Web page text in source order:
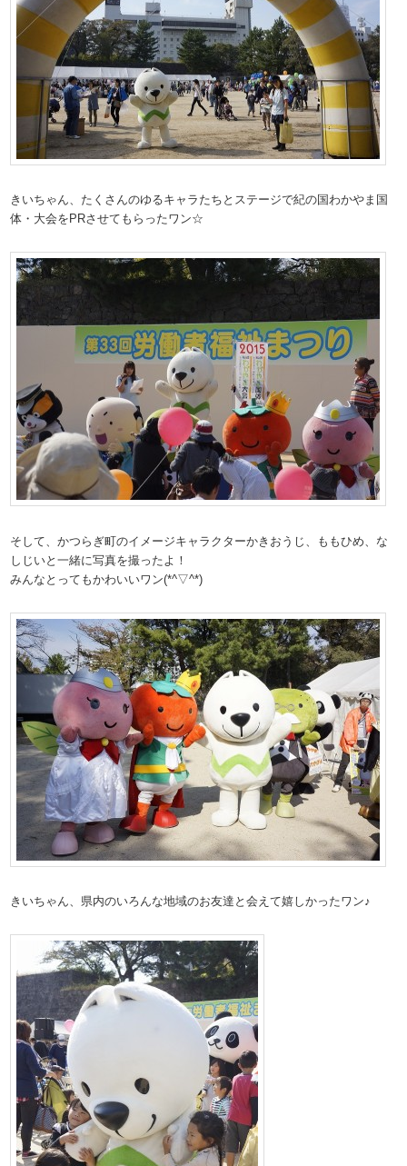
きいちゃん、たくさんのゆるキャラたちとステージで紀の国わかやま国
体・大会をPRさせてもらったワン☆
そして、かつらぎ町のイメージキャラクターかきおうじ、ももひめ、な
しじいと一緒に写真を撮ったよ！
みんなとってもかわいいワン(*^▽^*)
きいちゃん、県内のいろんな地域のお友達と会えて嬉しかったワン♪